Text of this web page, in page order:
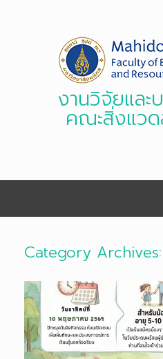
งานวิจัยและ
คณะสิ่งแว
Category Archives: